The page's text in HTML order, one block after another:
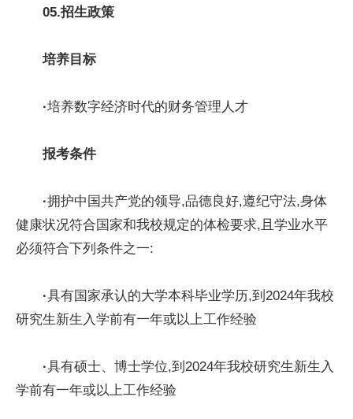
05.招生政策
培养目标
·培养数字经济时代的财务管理人才
报考条件
·拥护中国共产党的领导,品德良好,遵纪守法,身体
健康状况符合国家和我校规定的体检要求,且学业水平
必须符合下列条件之一:
·具有国家承认的大学本科毕业学历,到2024年我校
研究生新生入学前有一年或以上工作经验
·具有硕士、博士学位,到2024年我校研究生新生入
学前有一年或以上工作经验